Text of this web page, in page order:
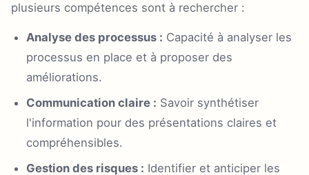
plusieurs compétences sont à rechercher :
Analyse des processus : Capacité à analyser les
processus en place et à proposer des
améliorations.
Communication claire : Savoir synthétiser
l'information pour des présentations claires et
compréhensibles.
Gestion des risques : Identifier et anticiper les